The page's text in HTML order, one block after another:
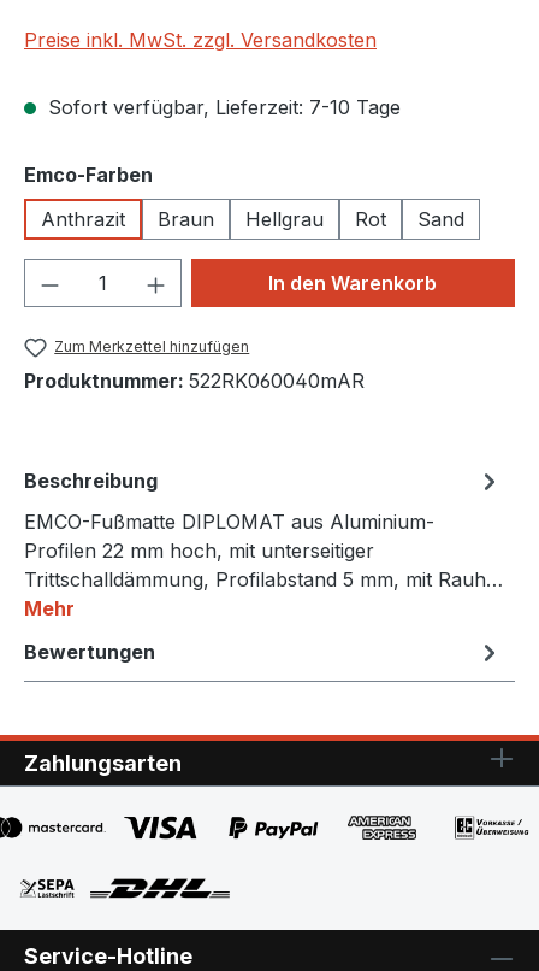
Preise inkl. MwSt. zzgl. Versandkosten
Sofort verfügbar, Lieferzeit: 7-10 Tage
Emco-Farben
Anthrazit
Braun Hellgrau Rot Sand
Produkt Anzahl: Gib denIn den Warenkorb
Zum Merkzettel hinzufügen
Produktnummer: 522RK060040mAR
Beschreibung
EMCO-Fußmatte DIPLOMAT aus Aluminium-
Profilen 22 mm hoch, mit unterseitiger
Trittschalldämmung, Profilabstand 5 mm, mit Rauh…
Mehr
Bewertungen
Zahlungsarten
Service-Hotline